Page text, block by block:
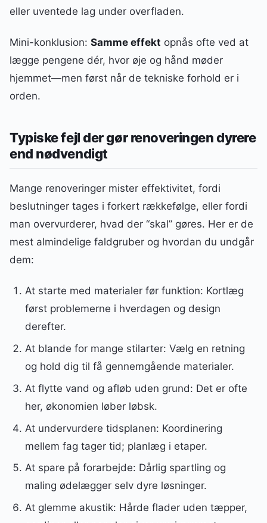
eller uventede lag under overfladen.
Mini-konklusion: Samme effekt opnås ofte ved at
lægge pengene dér, hvor øje og hånd møder
hjemmet—men først når de tekniske forhold er i
orden.
Typiske fejl der gør renoveringen dyrere
end nødvendigt
Mange renoveringer mister effektivitet, fordi
beslutninger tages i forkert rækkefølge, eller fordi
man overvurderer, hvad der “skal” gøres. Her er de
mest almindelige faldgruber og hvordan du undgår
dem:
At starte med materialer før funktion: Kortlæg
først problemerne i hverdagen og design
derefter.
At blande for mange stilarter: Vælg en retning
og hold dig til få gennemgående materialer.
At flytte vand og afløb uden grund: Det er ofte
her, økonomien løber løbsk.
At undervurdere tidsplanen: Koordinering
mellem fag tager tid; planlæg i etaper.
At spare på forarbejde: Dårlig spartling og
maling ødelægger selv dyre løsninger.
At glemme akustik: Hårde flader uden tæpper,